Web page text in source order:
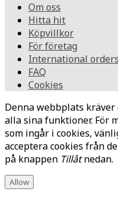
Om oss
Hitta hit
Köpvillkor
För företag
International orders
FAQ
Cookies
Denna webbplats
alla sina funktioner. För
som ingår i cookies,
acceptera cookies från
på knappen Tillåtnedan.
Allow